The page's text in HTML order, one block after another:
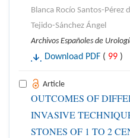
Blanca Rocío Santos-
Tejido-Sánchez Ángel
Archivos Españoles de
Download PDF ( 99 )
Article
OUTCOMES OF
INVASIVE
STONES OF 1 TO 2